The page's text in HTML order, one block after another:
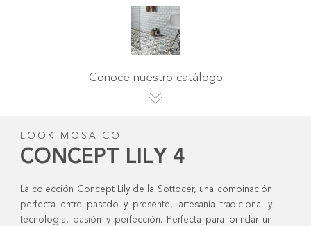
Conoce nuestro catálogo
LOOK MOSAICO
CONCEPT LILY 4
La colección Concept Lily de la Sottocer, una combinación
perfecta entre pasado y presente, artesanía tradicional y
tecnología, pasión y perfección. Perfecta para brindar un